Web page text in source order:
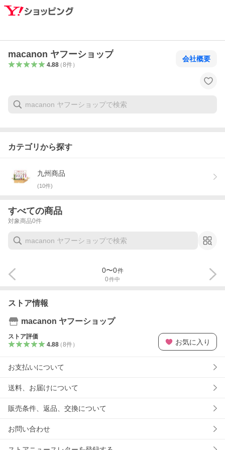
macanon ヤフーショップ
4.88（8件）
会社概要
カテゴリから探す
九州商品
(10件)
すべての商品
対象商品0件
0件中
0〜0件
ストア情報
macanon ヤフーショップ
ストア評価
4.88（8件） お気に入り
お支払いについて
送料、お届けについて
販売条件、返品、交換について
お問い合わせ